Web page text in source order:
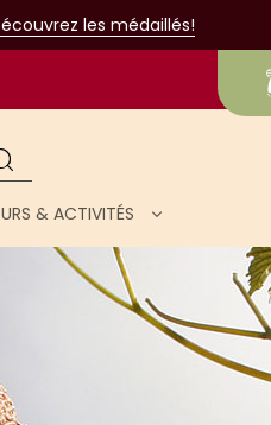
les médaillés!
Chercher
& ACTIVITÉS